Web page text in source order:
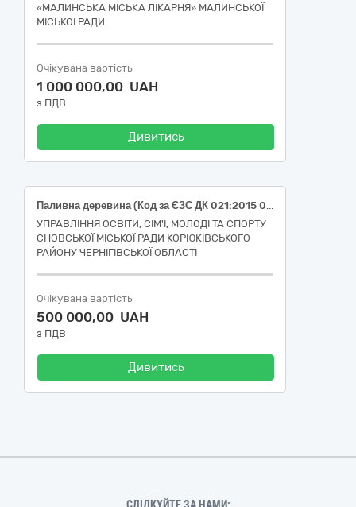
«МАЛИНСЬКА МІСЬКА ЛІКАРНЯ» МАЛИНСЬКОЇ
МІСЬКОЇ РАДИ
Очікувана вартість
1 000 000,00 UAH
з ПДВ
Дивитись
Паливна деревина (Код за ЄЗС ДК 021:2015 03410000-7 – Деревина)
УПРАВЛІННЯ ОСВІТИ, СІМ'Ї, МОЛОДІ ТА СПОРТУ
СНОВСЬКОЇ МІСЬКОЇ РАДИ КОРЮКІВСЬКОГО
РАЙОНУ ЧЕРНІГІВСЬКОЇ ОБЛАСТІ
Очікувана вартість
500 000,00 UAH
з ПДВ
Дивитись